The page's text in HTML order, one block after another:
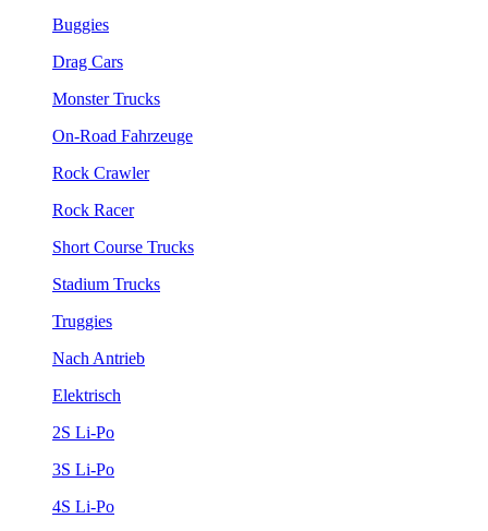
Buggies
Drag Cars
Monster Trucks
On-Road Fahrzeuge
Rock Crawler
Rock Racer
Short Course Trucks
Stadium Trucks
Truggies
Nach Antrieb
Elektrisch
2S Li-Po
3S Li-Po
4S Li-Po